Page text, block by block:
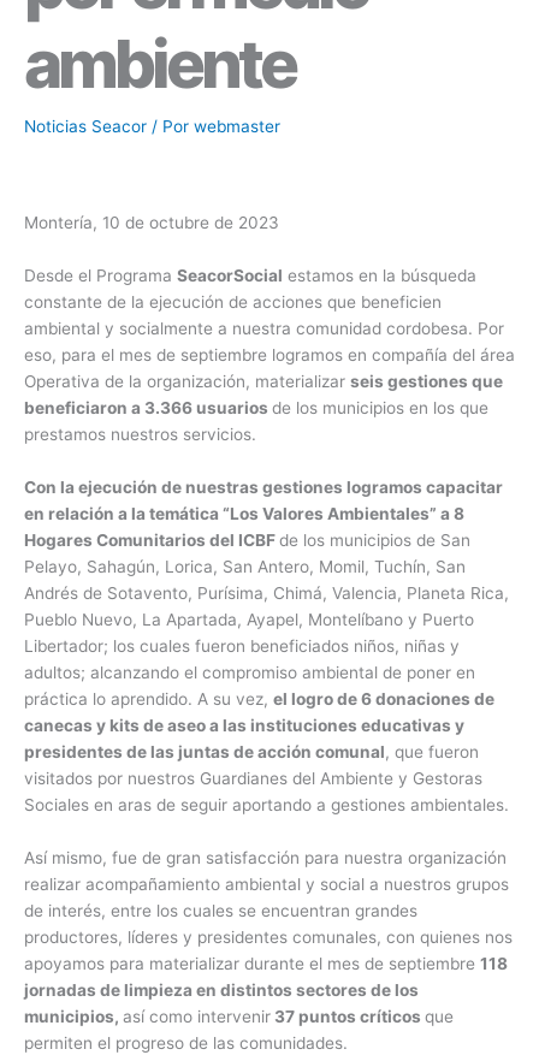
ambiente
Noticias Seacor / Por webmaster
Montería, 10 de octubre de 2023
Desde el Programa SeacorSocial estamos en la búsqueda
constante de la ejecución de acciones que beneficien
ambiental y socialmente a nuestra comunidad cordobesa. Por
eso, para el mes de septiembre logramos en compañía del área
Operativa de la organización, materializar seis gestiones que
beneficiaron a 3.366 usuarios de los municipios en los que
prestamos nuestros servicios.
Con la ejecución de nuestras gestiones logramos capacitar
en relación a la temática “Los Valores Ambientales” a 8
Hogares Comunitarios del ICBFde los municipios de San
Pelayo, Sahagún, Lorica, San Antero, Momil, Tuchín, San
Andrés de Sotavento, Purísima, Chimá, Valencia, Planeta Rica,
Pueblo Nuevo, La Apartada, Ayapel, Montelíbano y Puerto
Libertador; los cuales fueron beneficiados niños, niñas y
adultos; alcanzando el compromiso ambiental de poner en
práctica lo aprendido. A su vez, el logro de 6 donaciones de
canecas y kits de aseo a las instituciones educativas y
presidentes de las juntas de acción comunal, que fueron
visitados por nuestros Guardianes del Ambiente y Gestoras
Sociales en aras de seguir aportando a gestiones ambientales.
Así mismo, fue de gran satisfacción para nuestra organización
realizar acompañamiento ambiental y social a nuestros grupos
de interés, entre los cuales se encuentran grandes
productores, líderes y presidentes comunales, con quienes nos
apoyamos para materializar durante el mes de septiembre 118
jornadas de limpieza en distintos sectores de los
municipios, así como intervenir 37 puntos críticos que
permiten el progreso de las comunidades.